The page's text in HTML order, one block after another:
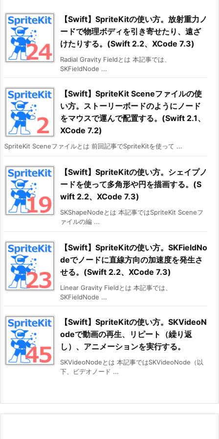
【Swift】SpriteKitの使い方。放射重力ノ
ードで物理ボディを引き寄せたり、遠ざ
けたりする。(Swift 2.2、XCode 7.3)
Radial Gravity Fieldとは 本記事では、
SKFieldNode ...
【Swift】SpriteKit Sceneファイルの使
い方。ストーリーボードのようにノード
をマウスで運んで配置する。(Swift 2.1、
XCode 7.2)
SpriteKit Sceneファイルとは 前回記事でSpriteKitを使って ...
【Swift】SpriteKitの使い方。シェイプノ
ードを使って多角形や円を描画する。(S
wift 2.2、XCode 7.3)
SKShapeNodeとは 本記事ではSpriteKit Sceneフ
ァイルの編 ...
【Swift】SpriteKitの使い方。SKFieldNo
deでノードに直線方向の加速度を発生さ
せる。(Swift 2.2、XCode 7.3)
Linear Gravity Fieldとは 本記事では、
SKFieldNode ...
【Swift】SpriteKitの使い方。SKVideoN
odeで動画の再生、リピート（繰り返
し）、アニメーションを実行する。
SKVideoNodeとは 本記事ではSKVideoNode（以
下、ビデオノード ...